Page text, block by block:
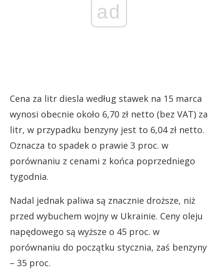
ad
Cena za litr diesla według stawek na 15 marca
wynosi obecnie około 6,70 zł netto (bez VAT) za
litr, w przypadku benzyny jest to 6,04 zł netto.
Oznacza to spadek o prawie 3 proc. w
porównaniu z cenami z końca poprzedniego
tygodnia.
Nadal jednak paliwa są znacznie droższe, niż
przed wybuchem wojny w Ukrainie. Ceny oleju
napędowego są wyższe o 45 proc. w
porównaniu do początku stycznia, zaś benzyny
– 35 proc.